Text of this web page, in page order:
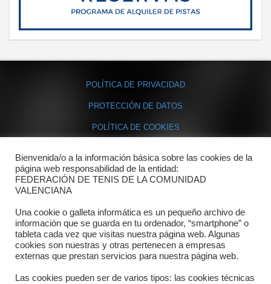
POLÍTICA DE PRIVACIDAD
PROTECCIÓN DE DATOS
POLÍTICA DE COOKIES
Contacto
Dónde estamos
Directorio departamentos
Horario
Formulario de contacto
Bienvenida/o a la información básica sobre las cookies de la
página web responsabilidad de la entidad:
FEDERACIÓN DE TENIS DE LA COMUNIDAD
VALENCIANA
Una cookie o galleta informática es un pequeño archivo de
información que se guarda en tu ordenador, “smartphone” o
tableta cada vez que visitas nuestra página web. Algunas
cookies son nuestras y otras pertenecen a empresas
externas que prestan servicios para nuestra página web.
Las cookies pueden ser de varios tipos: las cookies técnicas